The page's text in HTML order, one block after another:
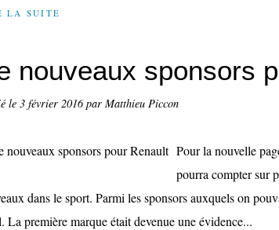
LA SUITE
nouveaux sponsors
le 3 février 2016par Matthieu Piccon
Pour la nouvelle
pourra compter sur
dans le sport. Parmi les sponsors auxquels on
La première marque était devenue une évidence...